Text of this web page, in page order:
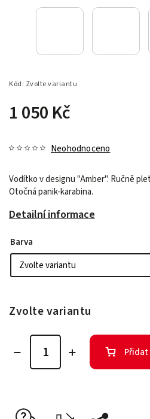
Kód: Zvolte variantu
1 050 Kč
Neohodnoceno
Vodítko v designu "Amber". Ručně
Otočná panik-karabina.
Detailní informace
Barva
Zvolte variantu